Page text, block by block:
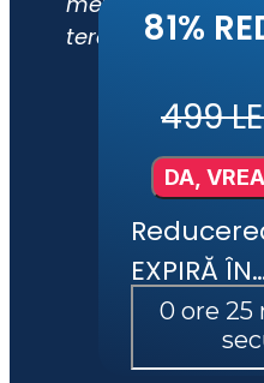
terapie.81%
DA,
499
EXPIRĂ